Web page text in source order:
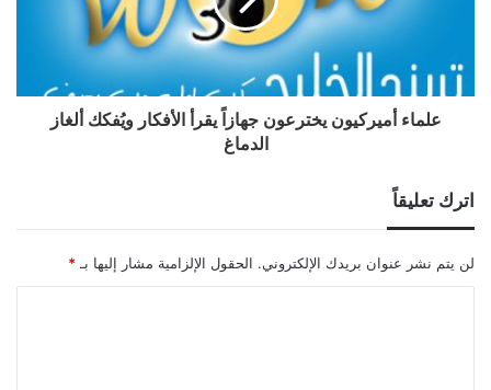
علماء أميركيون يخترعون جهازاً يقرأ الأفكار ويُفكك ألغاز
الدماغ
اترك تعليقاً
لن يتم نشر عنوان بريدك الإلكتروني. الحقول الإلزامية مشار إليها بـ *